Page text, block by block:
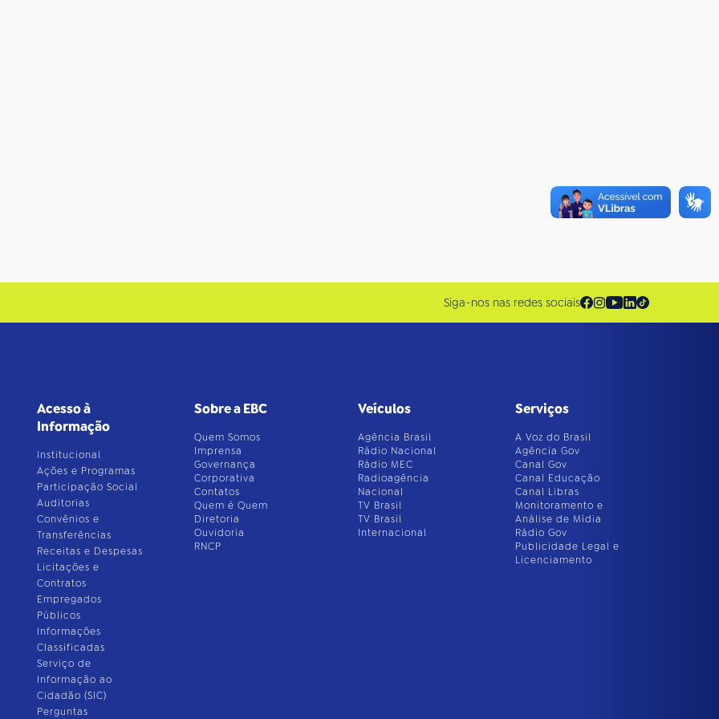
Siga-nos nas redes sociais
Acesso à
Informação
Institucional
Ações e Programas
Participação Social
Auditorias
Convênios e
Transferências
Receitas e Despesas
Licitações e
Contratos
Empregados
Públicos
Informações
Classificadas
Serviço de
Informação ao
Cidadão (SIC)
Perguntas
Sobre a EBC
Quem Somos
Imprensa
Governança
Corporativa
Contatos
Quem é Quem
Diretoria
Ouvidoria
RNCP
Veículos
Agência Brasil
Rádio Nacional
Rádio MEC
Radioagência
Nacional
TV Brasil
TV Brasil
Internacional
Serviços
A Voz do Brasil
Agência Gov
Canal Gov
Canal Educação
Canal Libras
Monitoramento e
Análise de Mídia
Rádio Gov
Publicidade Legal e
Licenciamento